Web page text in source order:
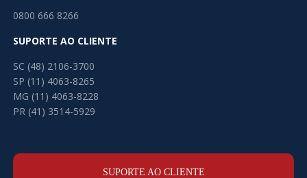
0800 666 8266
SUPORTE AO CLIENTE
SC (48) 2106-3700
SP (11) 4063-8265
MG (11) 4063-8228
PR (41) 3514-5929
SUPORTE AO CLIENTE